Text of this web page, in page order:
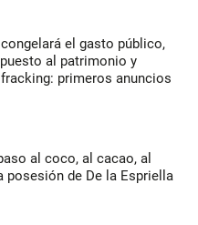
el gasto público,
al patrimonio y
primeros anuncios
al coco, al cacao, al
posesión de De la Espriella